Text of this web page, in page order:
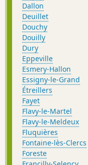
Dallon
Deuillet
Douchy
Douilly
Dury
Eppeville
Esmery-Hallon
Essigny-le-Grand
Étreillers
Fayet
Flavy-le-Martel
Flavy-le-Meldeux
Fluquières
Fontaine-lès-Clercs
Foreste